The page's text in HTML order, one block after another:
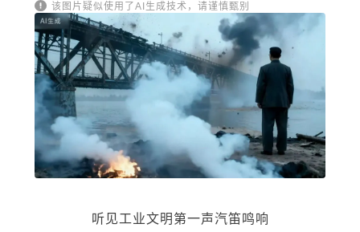
该图片疑似使用了AI生成技术，请谨慎甄别
听见工业文明第一声汽笛鸣响